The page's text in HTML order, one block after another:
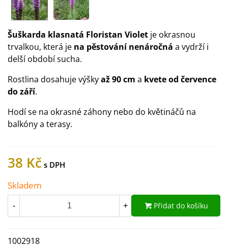
Šuškarda klasnatá Floristan Violet je okrasnou
trvalkou, která je na pěstování nenáročná a vydrží i
delší období sucha.
Rostlina dosahuje výškyaž 90 cm a kvete od července
do září.
Hodí se na okrasné záhony nebo do květináčů na
balkóny a terasy.
38 Kč
Skladem
- + Přidat do košíku
1002918